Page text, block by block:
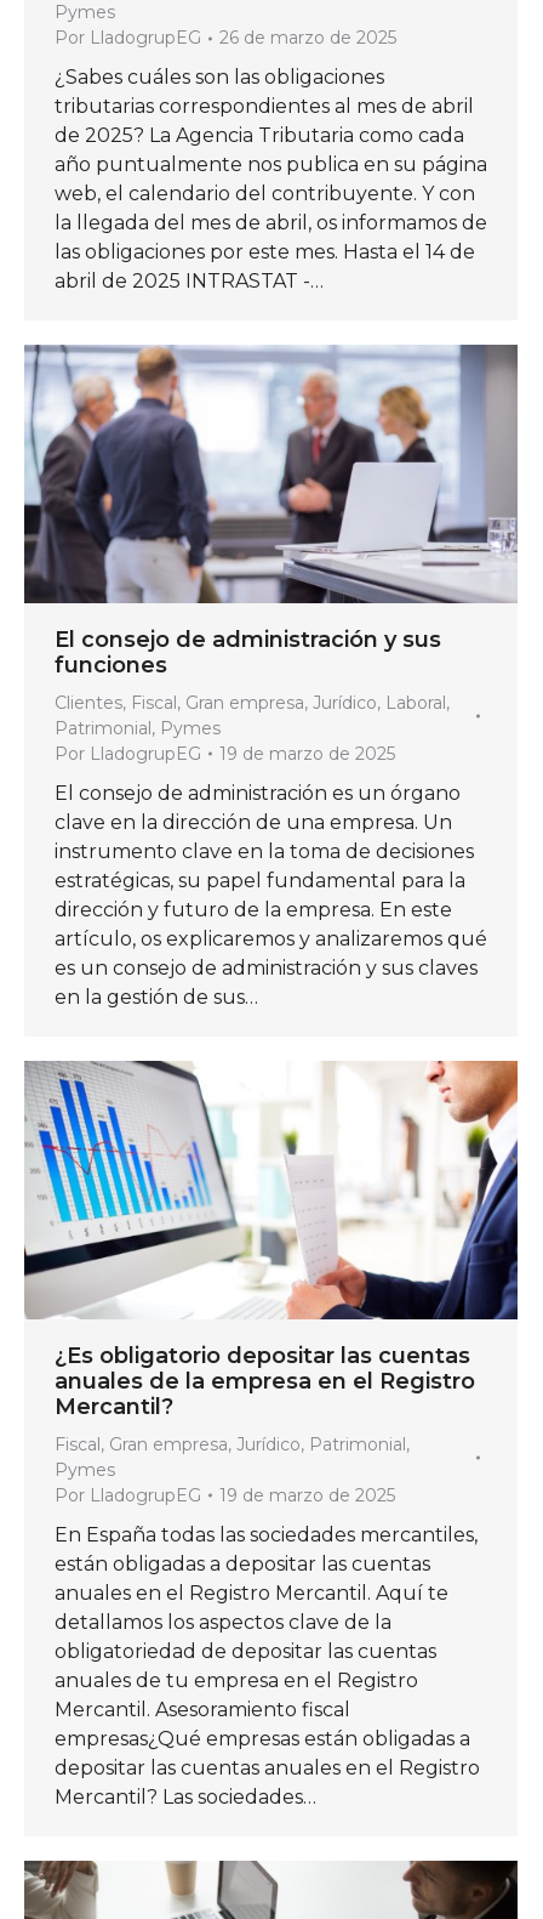
Pymes
Por LladogrupEG 26 de marzo de 2025
¿Sabes cuáles son las obligaciones
tributarias correspondientes al mes de abril
de 2025? La Agencia Tributaria como cada
año puntualmente nos publica en su página
web, el calendario del contribuyente. Y con
la llegada del mes de abril, os informamos de
las obligaciones por este mes. Hasta el 14 de
abril de 2025 INTRASTAT -…
El consejo de administración y sus
funciones
Clientes, Fiscal, Gran empresa, Jurídico, Laboral,
Patrimonial, Pymes
Por LladogrupEG 19 de marzo de 2025
El consejo de administración es un órgano
clave en la dirección de una empresa. Un
instrumento clave en la toma de decisiones
estratégicas, su papel fundamental para la
dirección y futuro de la empresa. En este
artículo, os explicaremos y analizaremos qué
es un consejo de administración y sus claves
en la gestión de sus…
¿Es obligatorio depositar las cuentas
anuales de la empresa en el Registro
Mercantil?
Fiscal, Gran empresa, Jurídico, Patrimonial,
Pymes
Por LladogrupEG 19 de marzo de 2025
En España todas las sociedades mercantiles,
están obligadas a depositar las cuentas
anuales en el Registro Mercantil. Aquí te
detallamos los aspectos clave de la
obligatoriedad de depositar las cuentas
anuales de tu empresa en el Registro
Mercantil. Asesoramiento fiscal
empresas¿Qué empresas están obligadas a
depositar las cuentas anuales en el Registro
Mercantil? Las sociedades…